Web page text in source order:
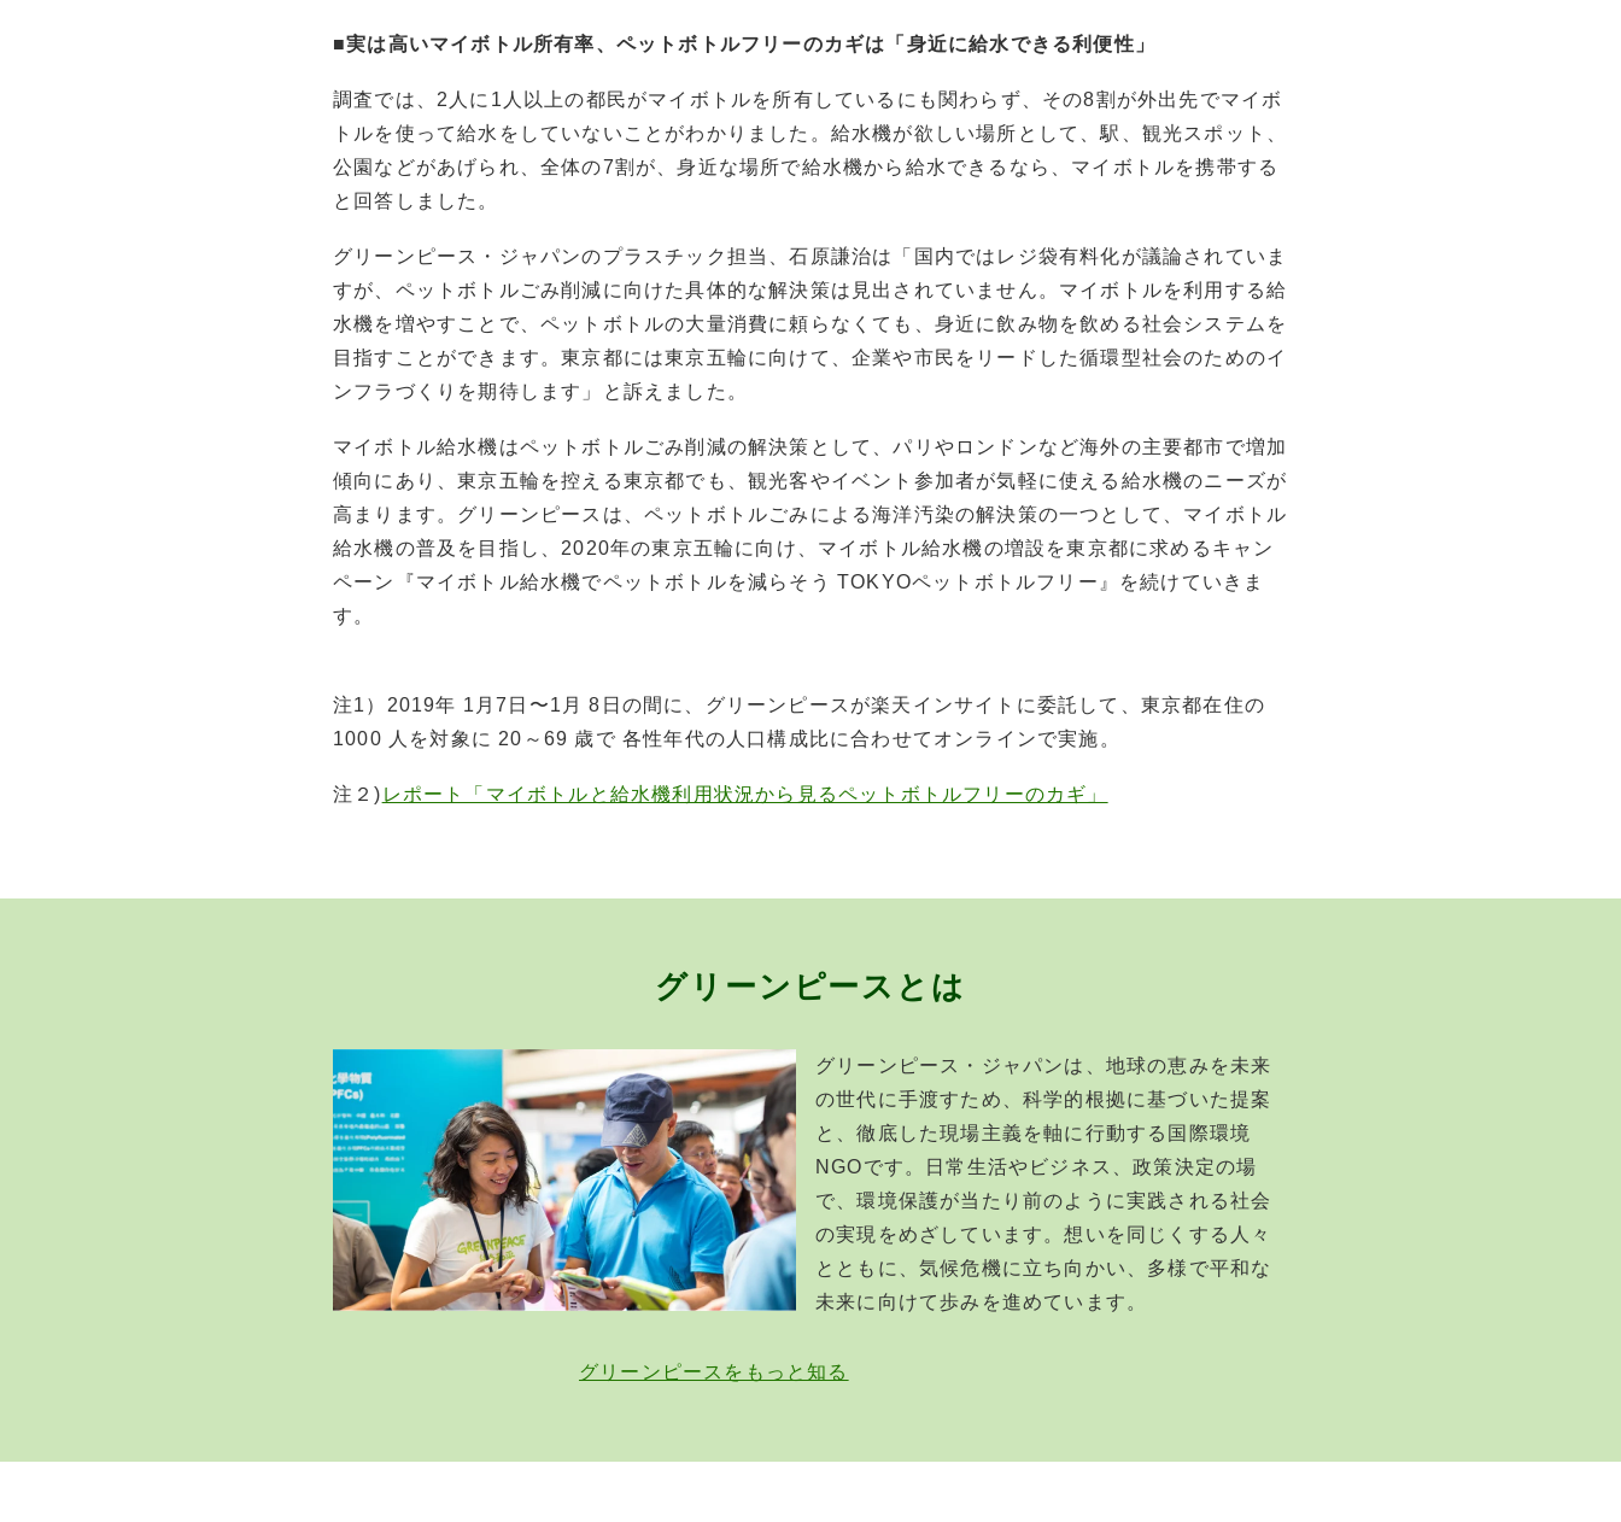
■実は高いマイボトル所有率、ペットボトルフリーのカギは「身近に給水できる利便性」
調査では、 2人に1人以上の都民がマイボトルを所有しているにも関わらず、その8割が外出先でマイボ
トルを使って給水をしていないことがわかりました。給水機が欲しい場所として、駅、観光スポット、
公園などがあげられ、全体の7割が、身近な場所で給水機から給水できるなら、マイボトルを携帯する
と回答しました。
グリーンピース・ジャパンのプラスチック担当、石原謙治は「国内ではレジ袋有料化が議論されていま
すが、ペットボトルごみ削減に向けた具体的な解決策は見出されていません。 マイボトルを利用する給
水機を増やすことで、ペットボトルの大量消費に頼らなくても、身近に飲み物を飲める社会システムを
目指すことができます。東京都には東京五輪に向けて、企業や市民をリードした循環型社会のためのイ
ンフラづくりを期待します」と訴えました。
マイボトル給水機はペットボトルごみ削減の解決策として、パリやロンドンなど海外の主要都市で増加
傾向にあり、東京五輪を控える東京都でも、観光客やイベント参加者が気軽に使える給水機のニーズが
高まります。グリーンピースは、ペットボトルごみによる海洋汚染の解決策の一つとして、マイボトル
給水機の普及を目指し、2020年の東京五輪に向け、マイボトル給水機の増設を東京都に求めるキャン
ペーン『マイボトル給水機でペットボトルを減らそう TOKYOペットボトルフリー』を続けていきま
す。
注1）2019年 1月7日〜1月 8日の間に、グリーンピースが楽天インサイトに委託して、東京都在住の
1000 人を対象に 20～69 歳で 各性年代の人口構成比に合わせてオンラインで実施。
注２) レポート「マイボトルと給水機利用状況から見るペットボトルフリーのカギ」
グリーンピースとは
グリーンピース・ジャパンは、地球の恵みを未来
の世代に手渡すため、科学的根拠に基づいた提案
と、徹底した現場主義を軸に行動する国際環境
NGOです。日常生活やビジネス、政策決定の場
で、環境保護が当たり前のように実践される社会
の実現をめざしています。想いを同じくする人々
とともに、気候危機に立ち向かい、多様で平和な
未来に向けて歩みを進めています。
グリーンピースをもっと知る